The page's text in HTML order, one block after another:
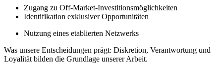
Zugang zu Off-Market-Investitionsmöglichkeiten
Identifikation exklusiver Opportunitäten
Nutzung eines etablierten Netzwerks
Was unsere Entscheidungen prägt: Diskretion, Verantwortung und
Loyalität bilden die Grundlage unserer Arbeit.